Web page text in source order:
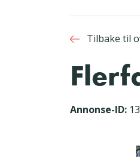
Tilbake til
Annonse-ID: